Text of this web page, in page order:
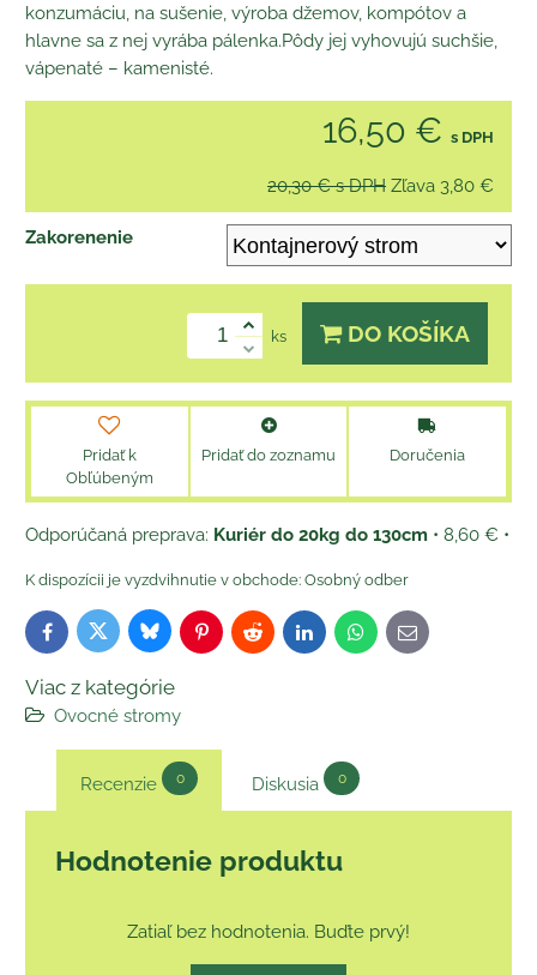
konzumáciu, na sušenie, výroba džemov, kompótov a
hlavne sa z nej vyrába pálenka.Pôdy jej vyhovujú suchšie,
vápenaté – kamenisté.
16,50 € s DPH
20,30 € s DPH Zľava 3,80 €
Zakorenenie
ks DO KOŠÍKA
Pridať k
Obľúbeným
Pridať do zoznamu Doručenia
Kuriér do 20kg do 130cm • 8,60 € •
Osobný odber
FacebookTwitterBlueskyPinterestReddit LinkedInWhatsApp
E-
mail
Viac z kategórie
Ovocné stromy
Recenzie 0 Diskusia 0
Hodnotenie produktu
Zatiaľ bez hodnotenia. Buďte prvý!